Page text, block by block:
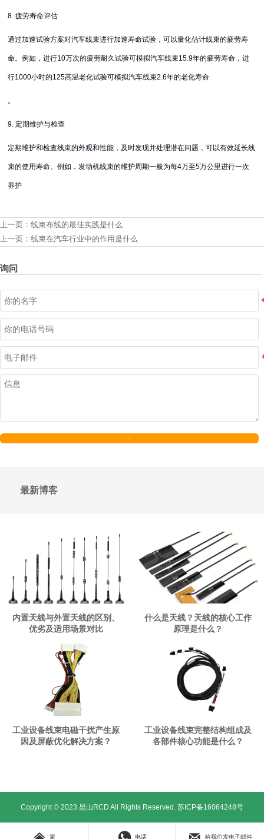
8. 疲劳寿命评估
通过加速试验方案对汽车线束进行加速寿命试验，可以量化估计线束的疲劳寿
命。例如，进行10万次的疲劳耐久试验可模拟汽车线束15.9年的疲劳寿命，进
行1000小时的125高温老化试验可模拟汽车线束2.6年的老化寿命
。
9. 定期维护与检查
定期维护和检查线束的外观和性能，及时发现并处理潜在问题，可以有效延长线
束的使用寿命。例如，发动机线束的维护周期一般为每4万至5万公里进行一次
养护
上一页： 线束布线的最佳实践是什么
上一页： 线束在汽车行业中的作用是什么
询问
最新博客
内置天线与外置天线的区别、
优劣及适用场景对比
什么是天线？天线的核心工作
原理是什么？
工业设备线束电磁干扰产生原
因及屏蔽优化解决方案？
工业设备线束完整结构组成及
各部件核心功能是什么？
Copyright © 2023 昆山RCD All Rights Reserved. 苏ICP备16064248号
家 电话 给我们发电子邮件